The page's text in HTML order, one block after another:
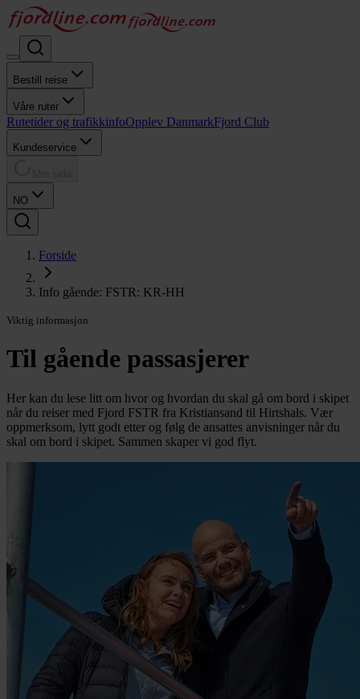
Bestill reise
Våre ruter
Rutetider og trafikkinfoOpplev DanmarkFjord Club
Kundeservice
NO
Forside
Info gående: FSTR: KR-HH
Viktig informasjon
Til gående passasjerer
Her kan du lese litt om hvor og hvordan du skal gå om bord i skipet
når du reiser med Fjord FSTR fra Kristiansand til Hirtshals. Vær
oppmerksom, lytt godt etter og følg de ansattes anvisninger når du
skal om bord i skipet. Sammen skaper vi god flyt.